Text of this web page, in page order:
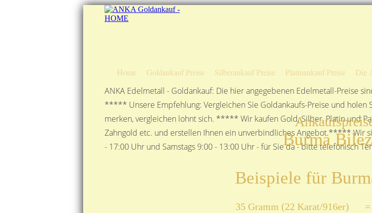
Home Goldankauf Preise Silberankauf Preise Platinankauf Preise Die
ANKA Edelmetall - Goldankauf: Die hier angegebenen Edelmetall-Preise
***** Unsere Empfehlung: Vergleichen Sie Goldankaufs-Preise und holen
merken, vergleichen lohnt sich. ***** Wir kaufen Gold, Silber, Platin und
Zahngold etc. und erstellen Ihnen ein unverbindliches Angebot.***** Wir
- 17:00 Uhr und Samstags 9:00 - 13:00 Uhr - für Sie da - bitte telefonisch
Burma
Beispiele für
35 Gramm (22 Karat/916er) =